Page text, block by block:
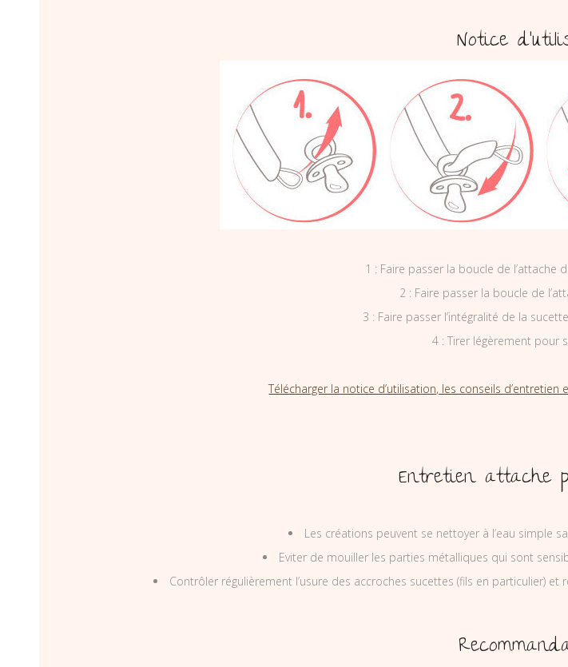
Notice
1 : Faire passer la boucle de l’attache
2 : Faire passer la boucle de
3 : Faire passer l’intégralité de la
4 : Tirer légèrement pour
Télécharger la notice d’utilisation, les conseils
Entretien attache
Les créations peuvent se nettoyer à l’eau simple
Eviter de mouiller les parties métalliques qui sont
Contrôler régulièrement l’usure des accroches sucettes (fils en particulier)